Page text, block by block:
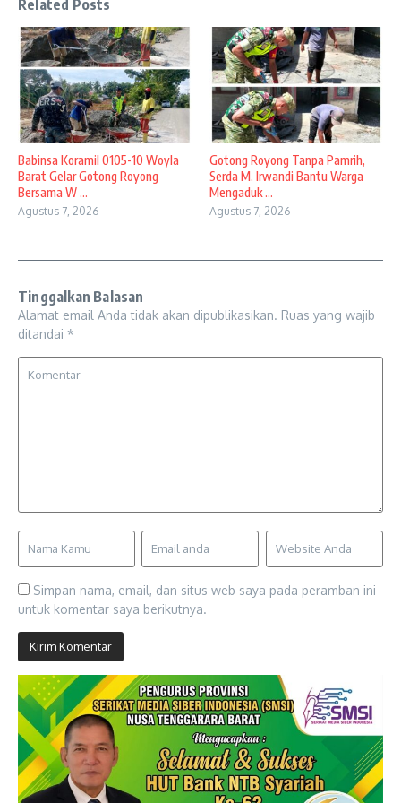
Related Posts
Babinsa Koramil 0105-10 Woyla
Barat Gelar Gotong Royong
Bersama W ...
Agustus 7, 2026
Gotong Royong Tanpa Pamrih,
Serda M. Irwandi Bantu Warga
Mengaduk ...
Agustus 7, 2026
Tinggalkan Balasan
Alamat email Anda tidak akan dipublikasikan. Ruas yang wajib
ditandai *
Simpan nama, email, dan situs web saya pada peramban ini
untuk komentar saya berikutnya.